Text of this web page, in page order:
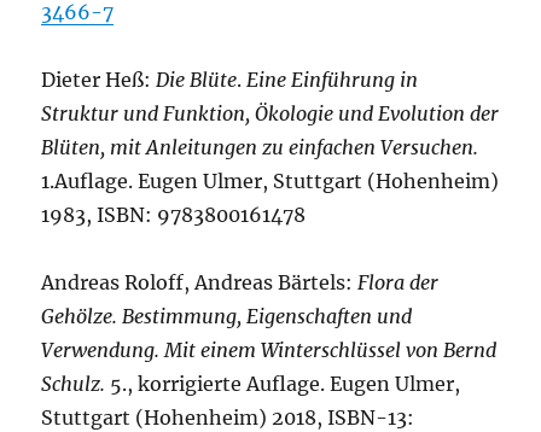
3466-7
Dieter Heß:Die Blüte. Eine Einführung in
Struktur und Funktion, Ökologie und Evolution der
Blüten, mit Anleitungen zu einfachen Versuchen.
1.Auflage. Eugen Ulmer, Stuttgart (Hohenheim)
1983, ISBN: 9783800161478
Andreas Roloff, Andreas Bärtels:Flora der
Gehölze. Bestimmung, Eigenschaften und
Verwendung. Mit einem Winterschlüssel von Bernd
Schulz. 5., korrigierte Auflage. Eugen Ulmer,
Stuttgart (Hohenheim) 2018, ISBN-13: